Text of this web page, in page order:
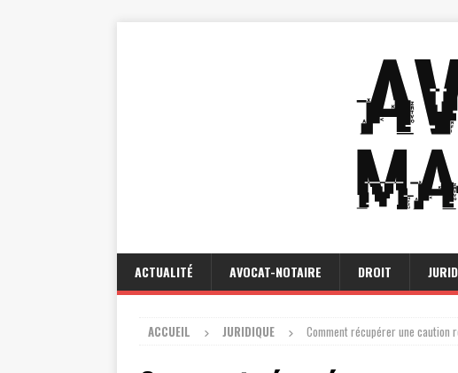
ACTUALITÉ AVOCAT-NOTAIRE DROIT
ACCUEIL JURIDIQUE Comment récupérer une